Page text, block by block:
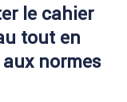
le cahier
tout en
normes